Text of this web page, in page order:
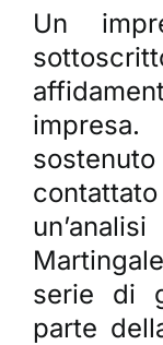
Un
serie di
parte